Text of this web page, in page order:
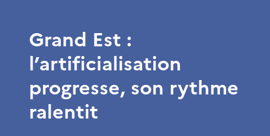
Grand Est :
l’artificialisation
progresse, son rythme
ralentit